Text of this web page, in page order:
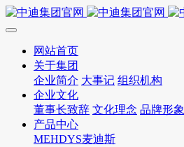
网站首页
关于集团
企业简介 大事记 组织机构
企业文化
董事长致辞 文化理念 品牌形象
产品中心
MEHDYS麦迪斯